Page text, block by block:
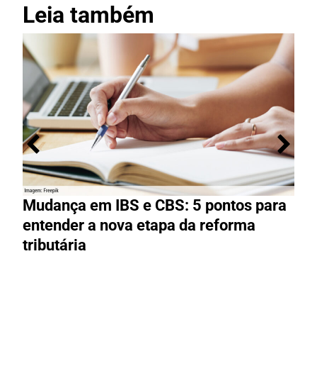
Leia também
Mudança em IBS e CBS: 5 pontos para
entender a nova etapa da reforma
tributária